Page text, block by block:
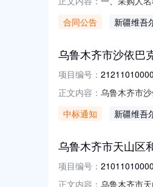
合同公告 新疆维吾
乌鲁木齐市沙依巴
项目编号：
正文内容： 乌鲁木齐市
项目所在行
中标通知 新疆维吾
乌鲁木齐市天山区
项目编号：
正文内容： 乌鲁木齐市